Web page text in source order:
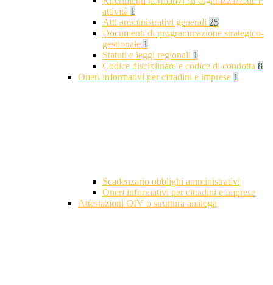
attività 1
Atti amministrativi generali 25
Documenti di programmazione strategico-
gestionale 1
Statuti e leggi regionali 1
Codice disciplinare e codice di condotta 8
Oneri informativi per cittadini e imprese 1
Scadenzario obblighi amministrativi
Oneri informativi per cittadini e imprese
Attestazioni OIV o struttura analoga